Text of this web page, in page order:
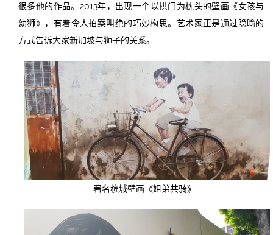
很多他的作品。2013年，出现一个以拱门为枕头的壁画《女孩与
幼狮》，有着令人拍案叫绝的巧妙构思。艺术家正是通过隐喻的
方式告诉大家新加坡与狮子的关系。
著名槟城壁画《姐弟共骑》